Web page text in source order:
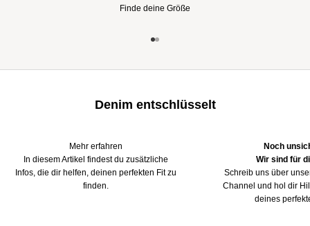
Finde deine Größe
Gehe zu Element 1
Gehe zu Element 2
Denim entschlüsselt
Mehr erfahren
In diesem Artikel findest du zusätzliche
Infos, die dir helfen, deinen perfekten Fit zu
finden.
Noch
Wir sind für
Schreib uns über
Channel und hol dir
deines